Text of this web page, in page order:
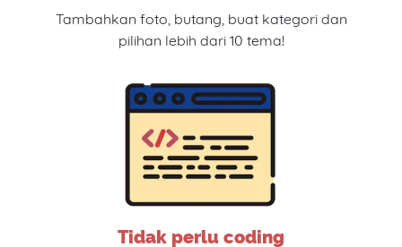
Tambahkan foto, butang, buat kategori dan
pilihan lebih dari 10 tema!
Tidak perlu coding